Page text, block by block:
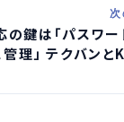
次
鍵は「パスワー
管理」 テクバン